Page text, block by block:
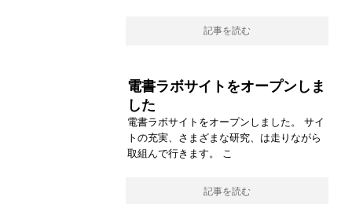
記事を読む
電書ラボサイトをオープンしま
した
電書ラボサイトをオープンしました。 サイ
トの充実、さまざまな研究、は走りながら
取組んで行きます。 こ
記事を読む